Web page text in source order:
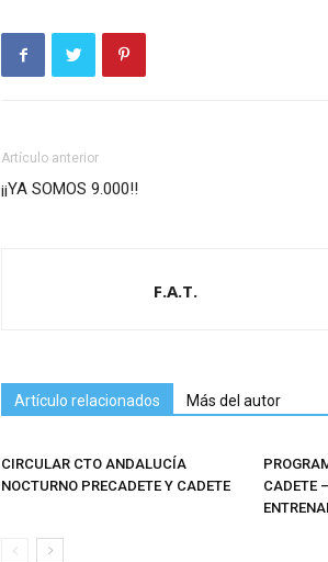
Artículo anterior
¡¡YA SOMOS 9.000!!
F.A.T.
Artículo relacionados Más del autor
CIRCULAR CTO ANDALUCÍA
NOCTURNO PRECADETE Y CADETE
CADETE